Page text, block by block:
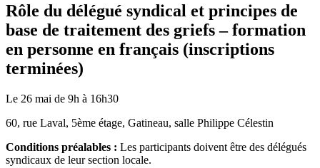
Rôle du délégué syndical et principes de
base de traitement des griefs – formation
en personne en français (inscriptions
terminées)
Le 26 mai de 9h à 16h30
60, rue Laval, 5ème étage, Gatineau, salle Philippe Célestin
Conditions préalables : Les participants doivent être des délégués
syndicaux de leur section locale.